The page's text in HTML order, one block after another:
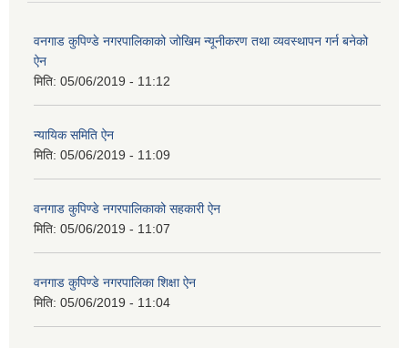
वनगाड कुपिण्डे नगरपालिकाको जोखिम न्यूनीकरण तथा व्यवस्थापन गर्न बनेको
ऐन
मिति: 05/06/2019 - 11:12
न्यायिक समिति ऐन
मिति: 05/06/2019 - 11:09
वनगाड कुपिण्डे नगरपालिकाको सहकारी ऐन
मिति: 05/06/2019 - 11:07
वनगाड कुपिण्डे नगरपालिका शिक्षा ऐन
मिति: 05/06/2019 - 11:04